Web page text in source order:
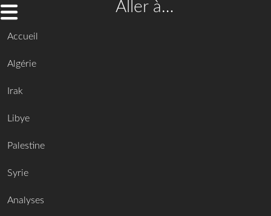
Aller à…
Accueil
Algérie
Irak
Libye
Palestine
Syrie
Analyses